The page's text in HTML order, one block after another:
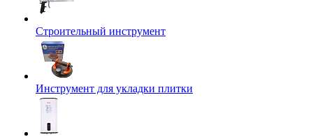
Строительный инструмент
Инструмент для укладки плитки